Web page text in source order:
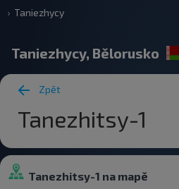
Taniezhycy
Taniezhycy, Bělorusko
Zpět
Tanezhitsy-1
Tanezhitsy-1 na mapě